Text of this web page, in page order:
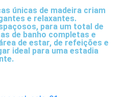
únicas de madeira criam
e relaxantes.
para um total de
de banho completas e
de estar, de refeições e
ideal para uma estadia